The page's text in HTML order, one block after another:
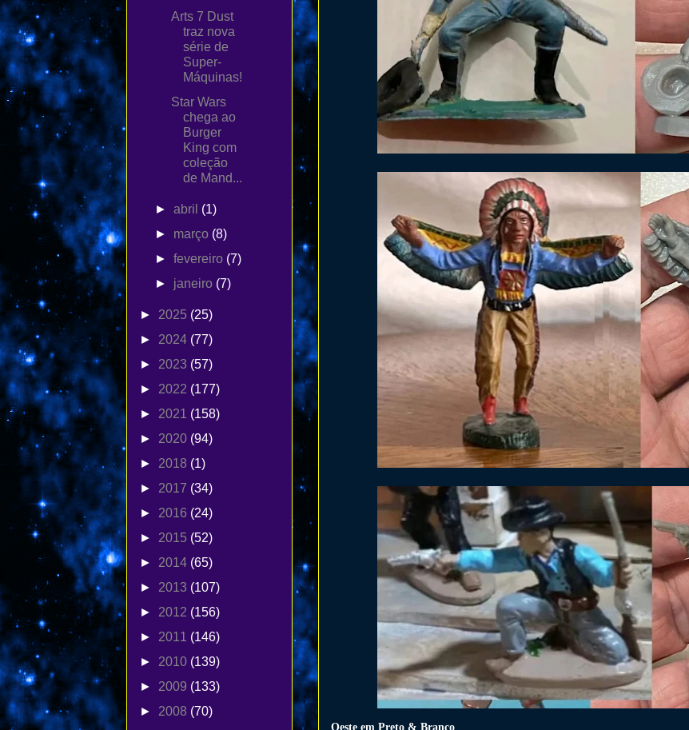
Oeste em Preto & Branco
Arts 7 Dust
traz nova
série de
Super-
Máquinas!
Star Wars
chega ao
Burger
King com
coleção
de Mand...
►abril (1)
► março (8)
►fevereiro (7)
► janeiro (7)
► 2025 (25)
► 2024 (77)
► 2023 (57)
► 2022 (177)
► 2021 (158)
► 2020 (94)
► 2018 (1)
► 2017 (34)
► 2016 (24)
► 2015 (52)
► 2014 (65)
► 2013 (107)
► 2012 (156)
► 2011 (146)
► 2010 (139)
► 2009 (133)
► 2008 (70)